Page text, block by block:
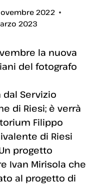
2022
2023
la nuova
del fotografo
Servizio
di Riesi; è verrà
Filippo
di Riesi
progetto
Ivan Mirisola che
al progetto di